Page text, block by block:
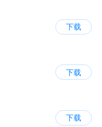
下载
下载
下载